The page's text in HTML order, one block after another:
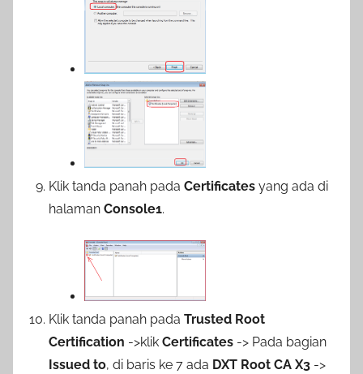
Klik tanda panah pada Certificates yang ada di
halaman Console1.
Klik tanda panah pada Trusted Root
Certification ->klik Certificates -> Pada bagian
Issued to, di baris ke 7 ada DXT Root CA X3 ->